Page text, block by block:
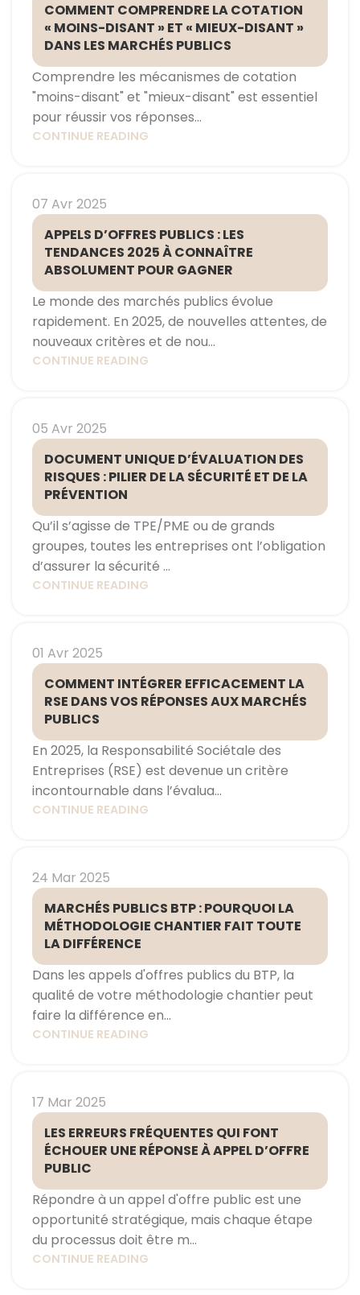
COMMENT COMPRENDRE LA COTATION
« MOINS-DISANT » ET « MIEUX-DISANT »
DANS LES MARCHÉS PUBLICS
Comprendre les mécanismes de cotation
"moins-disant" et "mieux-disant" est essentiel
pour réussir vos réponses...
CONTINUE READING
07 Avr 2025
APPELS D’OFFRES PUBLICS : LES
TENDANCES 2025 À CONNAÎTRE
ABSOLUMENT POUR GAGNER
Le monde des marchés publics évolue
rapidement. En 2025, de nouvelles attentes, de
nouveaux critères et de nou...
CONTINUE READING
05 Avr 2025
DOCUMENT UNIQUE D’ÉVALUATION DES
RISQUES : PILIER DE LA SÉCURITÉ ET DE LA
PRÉVENTION
Qu’il s’agisse de TPE/PME ou de grands
groupes, toutes les entreprises ont l’obligation
d’assurer la sécurité ...
CONTINUE READING
01 Avr 2025
COMMENT INTÉGRER EFFICACEMENT LA
RSE DANS VOS RÉPONSES AUX MARCHÉS
PUBLICS
En 2025, la Responsabilité Sociétale des
Entreprises (RSE) est devenue un critère
incontournable dans l’évalua...
CONTINUE READING
24 Mar 2025
MARCHÉS PUBLICS BTP : POURQUOI LA
MÉTHODOLOGIE CHANTIER FAIT TOUTE
LA DIFFÉRENCE
Dans les appels d'offres publics du BTP, la
qualité de votre méthodologie chantier peut
faire la différence en...
CONTINUE READING
17 Mar 2025
LES ERREURS FRÉQUENTES QUI FONT
ÉCHOUER UNE RÉPONSE À APPEL D’OFFRE
PUBLIC
Répondre à un appel d'offre public est une
opportunité stratégique, mais chaque étape
du processus doit être m...
CONTINUE READING